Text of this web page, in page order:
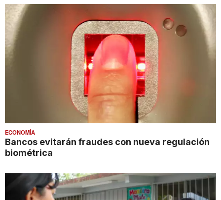
ECONOMÍA
Bancos evitarán fraudes con nueva regulación
biométrica